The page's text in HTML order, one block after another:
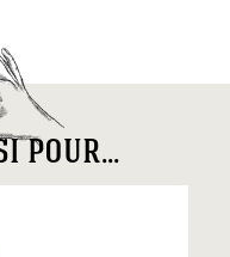
pour...